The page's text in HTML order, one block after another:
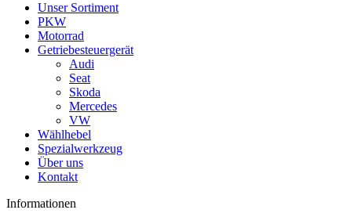
Unser Sortiment
PKW
Motorrad
Getriebesteuergerät
Audi
Seat
Skoda
Mercedes
VW
Wählhebel
Spezialwerkzeug
Über uns
Kontakt
Informationen